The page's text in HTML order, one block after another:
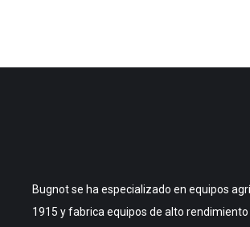
Bugnot se ha especializado en equipos
1915 y fabrica equipos de alto rendimiento